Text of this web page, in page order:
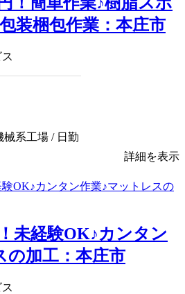
装梱包作業：本庄市
械系工場 / 日勤
詳細を表示
未経験OK♪カンタン
の加工：本庄市